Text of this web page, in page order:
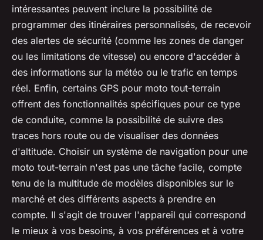
intéressantes peuvent inclure la possibilité de
programmer des itinéraires personnalisés, de recevoir
des alertes de sécurité (comme les zones de danger
ou les limitations de vitesse) ou encore d'accéder à
des informations sur la météo ou le trafic en temps
réel. Enfin, certains GPS pour moto tout-terrain
offrent des fonctionnalités spécifiques pour ce type
de conduite, comme la possibilité de suivre des
traces hors route ou de visualiser des données
d'altitude. Choisir un système de navigation pour une
moto tout-terrain n'est pas une tâche facile, compte
tenu de la multitude de modèles disponibles sur le
marché et des différents aspects à prendre en
compte. Il s'agit de trouver l'appareil qui correspond
le mieux à vos besoins, à vos préférences et à votre